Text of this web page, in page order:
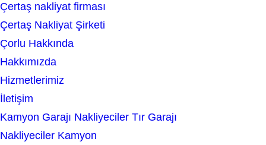
a
r
c
h
Çertaş nakliyat firması
Çertaş Nakliyat Şirketi
Çorlu Hakkında
Hakkımızda
Hizmetlerimiz
İletişim
Kamyon Garajı Nakliyeciler Tır Garajı
Nakliyeciler Kamyon